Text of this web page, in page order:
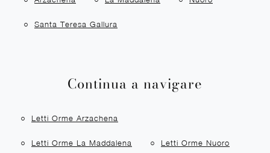
Santa Teresa Gallura
Continua a navigare
Letti Orme Arzachena
Letti Orme La Maddalena Letti Orme Nuoro